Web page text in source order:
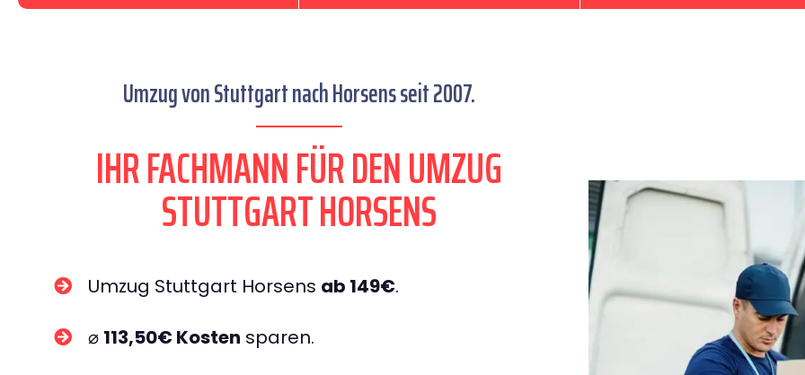
Umzug von Stuttgart nach Horsens seit 2007.
IHR FACHMANN FÜR DEN UMZUG
STUTTGART HORSENS
Umzug Stuttgart Horsens ab 149€.
⌀ 113,50€ Kosten sparen.